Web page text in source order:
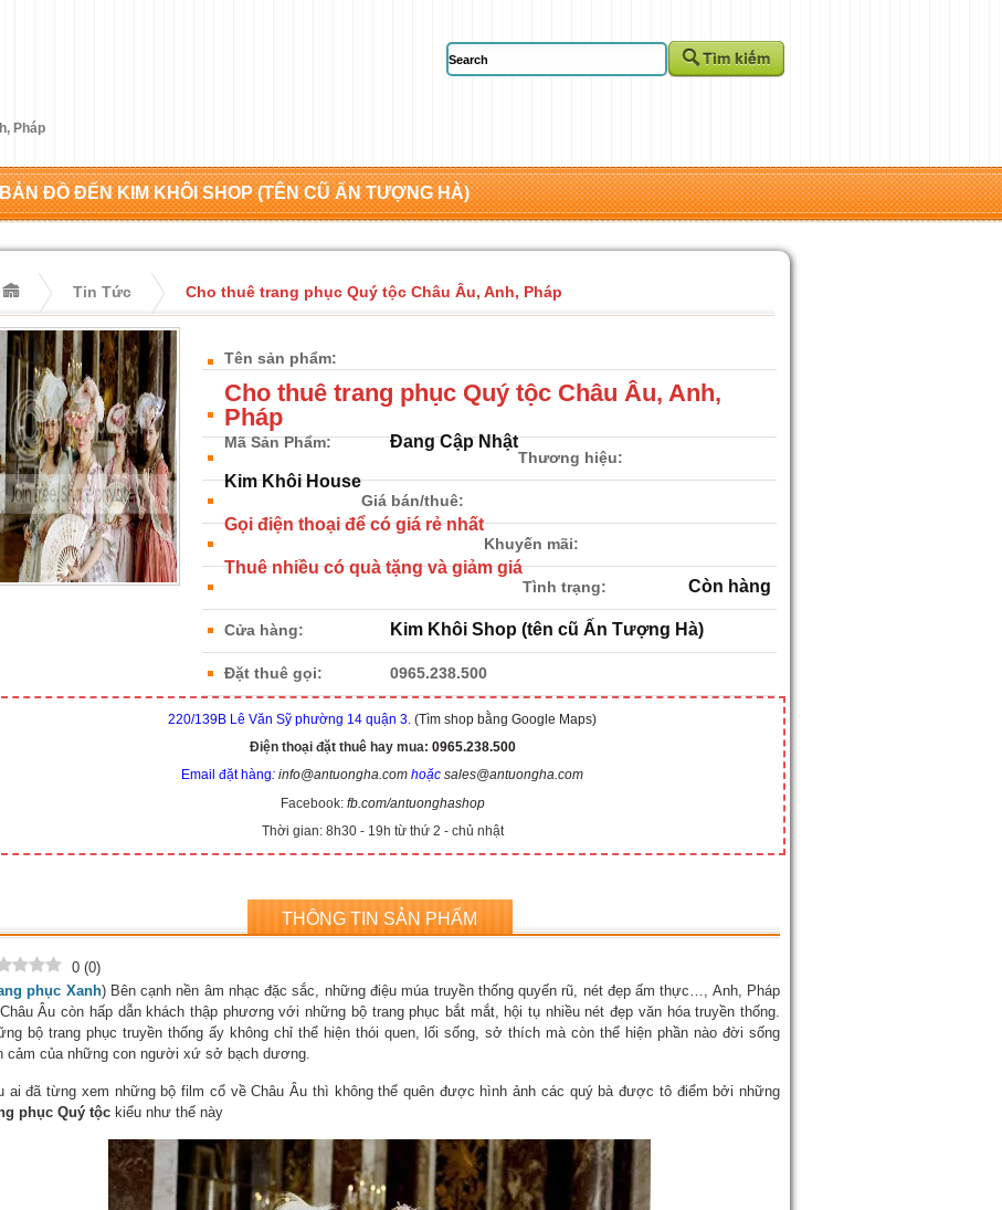
Pháp
BẢN ĐỒ ĐẾN KIM KHÔI SHOP (TÊN CŨ ẤN TƯỢNG HÀ)
Tin Tức Cho thuê trang phục Quý tộc Châu Âu, Anh, Pháp
Tên sản phẩm:
Cho thuê trang phục Quý tộc Châu Âu, Anh,
Pháp
Mã Sản Phẩm: Đang Cập Nhật
Thương hiệu:
Kim Khôi House
Giá bán/thuê:
Gọi điện thoại để có giá rẻ nhất
Khuyến mãi:
Thuê nhiều có quà tặng và giảm giá
Tình trạng: Còn hàng
Cửa hàng: Kim Khôi Shop (tên cũ Ấn Tượng Hà)
Đặt thuê gọi: 0965.238.500
220/139B Lê Văn Sỹ phường 14 quận 3. (Tìm shop bằng Google Maps)
Điện thoại đặt thuê hay mua: 0965.238.500
Email đặt hàng: info@antuongha.com hoặc sales@antuongha.com
Facebook: fb.com/antuonghashop
Thời gian: 8h30 - 19h từ thứ 2 - chủ nhật
THÔNG TIN SẢN PHẨM
0 (0)
phục Xanh) Bên cạnh nền âm nhạc đặc sắc, những điệu múa truyền thống quyến rũ, nét đẹp ấm thực…, Anh, Pháp
Âu còn hấp dẫn khách thập phương với những bộ trang phục bắt mắt, hội tụ nhiều nét đẹp văn hóa truyền thống.
bộ trang phục truyền thống ấy không chỉ thể hiện thói quen, lối sống, sở thích mà còn thể hiện phần nào đời sống
cảm của những con người xứ sở bạch dương.
ai đã từng xem những bộ film cổ về Châu Âu thì không thể quên được hình ảnh các quý bà được tô điểm bởi những
phục Quý tộc kiểu như thế này